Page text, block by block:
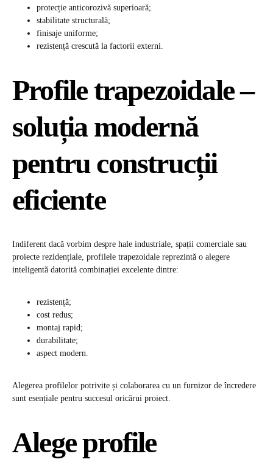
protecție anticorozivă superioară;
stabilitate structurală;
finisaje uniforme;
rezistență crescută la factorii externi.
Profile trapezoidale –
soluția modernă
pentru construcții
eficiente
Indiferent dacă vorbim despre hale industriale, spații comerciale sau
proiecte rezidențiale, profilele trapezoidale reprezintă o alegere
inteligentă datorită combinației excelente dintre:
rezistență;
cost redus;
montaj rapid;
durabilitate;
aspect modern.
Alegerea profilelor potrivite și colaborarea cu un furnizor de încredere
sunt esențiale pentru succesul oricărui proiect.
Alege profile